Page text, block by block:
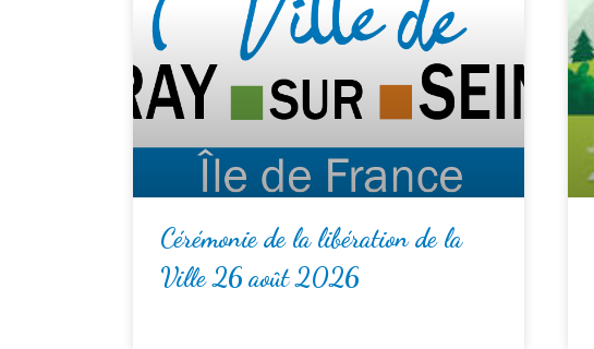
Cérémonie de la libération de la
Ville 26 août 2026